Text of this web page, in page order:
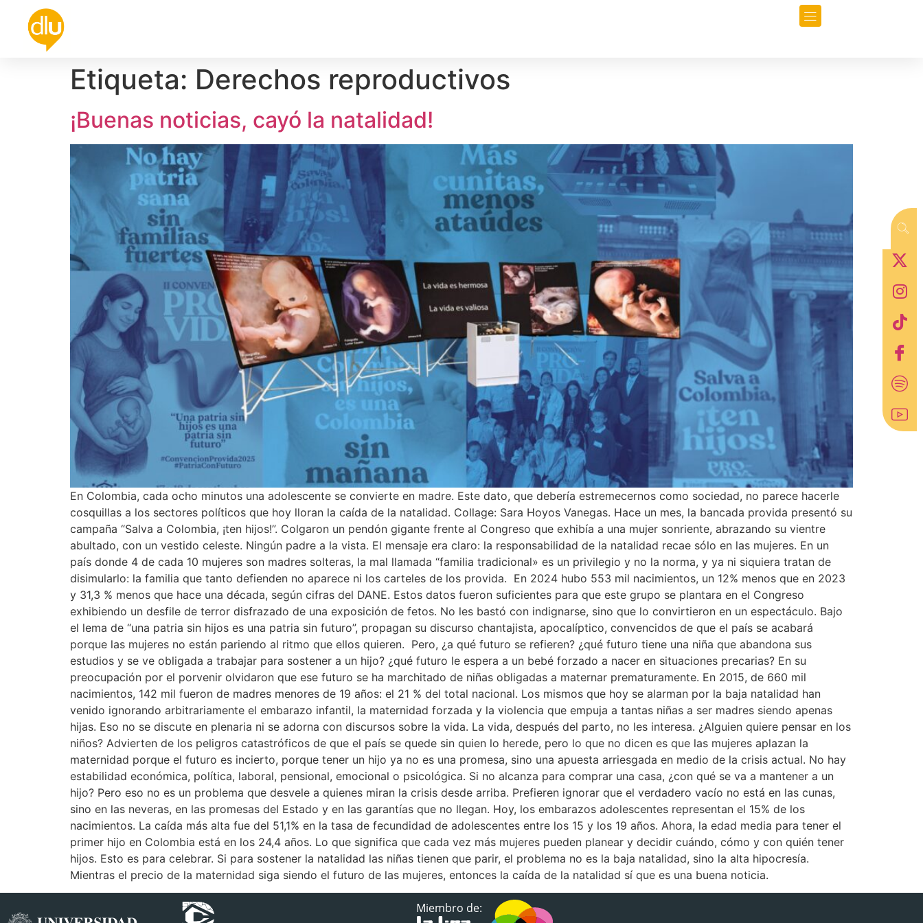
Etiqueta: Derechos reproductivos
¡Buenas noticias, cayó la natalidad!
En Colombia, cada ocho minutos una adolescente se convierte en madre. Este dato, que debería estremecernos como sociedad, no parece hacerle
cosquillas a los sectores políticos que hoy lloran la caída de la natalidad. Collage: Sara Hoyos Vanegas. Hace un mes, la bancada provida presentó su
campaña “Salva a Colombia, ¡ten hijos!”. Colgaron un pendón gigante frente al Congreso que exhibía a una mujer sonriente, abrazando su vientre
abultado, con un vestido celeste. Ningún padre a la vista. El mensaje era claro: la responsabilidad de la natalidad recae sólo en las mujeres. En un
país donde 4 de cada 10 mujeres son madres solteras, la mal llamada “familia tradicional» es un privilegio y no la norma, y ya ni siquiera tratan de
disimularlo: la familia que tanto defienden no aparece ni los carteles de los provida. En 2024 hubo 553 mil nacimientos, un 12% menos que en 2023
y 31,3 % menos que hace una década, según cifras del DANE. Estos datos fueron suficientes para que este grupo se plantara en el Congreso
exhibiendo un desfile de terror disfrazado de una exposición de fetos. No les bastó con indignarse, sino que lo convirtieron en un espectáculo. Bajo
el lema de “una patria sin hijos es una patria sin futuro”, propagan su discurso chantajista, apocalíptico, convencidos de que el país se acabará
porque las mujeres no están pariendo al ritmo que ellos quieren. Pero, ¿a qué futuro se refieren? ¿qué futuro tiene una niña que abandona sus
estudios y se ve obligada a trabajar para sostener a un hijo? ¿qué futuro le espera a un bebé forzado a nacer en situaciones precarias? En su
preocupación por el porvenir olvidaron que ese futuro se ha marchitado de niñas obligadas a maternar prematuramente. En 2015, de 660 mil
nacimientos, 142 mil fueron de madres menores de 19 años: el 21 % del total nacional. Los mismos que hoy se alarman por la baja natalidad han
venido ignorando arbitrariamente el embarazo infantil, la maternidad forzada y la violencia que empuja a tantas niñas a ser madres siendo apenas
hijas. Eso no se discute en plenaria ni se adorna con discursos sobre la vida. La vida, después del parto, no les interesa. ¿Alguien quiere pensar en los
niños? Advierten de los peligros catastróficos de que el país se quede sin quien lo herede, pero lo que no dicen es que las mujeres aplazan la
maternidad porque el futuro es incierto, porque tener un hijo ya no es una promesa, sino una apuesta arriesgada en medio de la crisis actual. No hay
estabilidad económica, política, laboral, pensional, emocional o psicológica. Si no alcanza para comprar una casa, ¿con qué se va a mantener a un
hijo? Pero eso no es un problema que desvele a quienes miran la crisis desde arriba. Prefieren ignorar que el verdadero vacío no está en las cunas,
sino en las neveras, en las promesas del Estado y en las garantías que no llegan. Hoy, los embarazos adolescentes representan el 15% de los
nacimientos. La caída más alta fue del 51,1% en la tasa de fecundidad de adolescentes entre los 15 y los 19 años. Ahora, la edad media para tener el
primer hijo en Colombia está en los 24,4 años. Lo que significa que cada vez más mujeres pueden planear y decidir cuándo, cómo y con quién tener
hijos. Esto es para celebrar. Si para sostener la natalidad las niñas tienen que parir, el problema no es la baja natalidad, sino la alta hipocresía.
Mientras el precio de la maternidad siga siendo el futuro de las mujeres, entonces la caída de la natalidad sí que es una buena noticia.
Miembro de: